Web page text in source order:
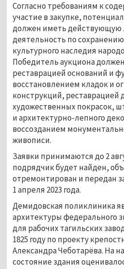
Согласно требованиям к
участие в закупке,
должен иметь действующую
деятельность по
культурного наследия
Победитель аукциона
реставрацией оснований и
восстановлением кладок и
конструкций, реставрацией
художественных покрасок,
и архитектурно-лепного
воссозданием
живописи.
Заявки принимаются до 2
подрядчик будет найден,
отремонтирован и передан
1 апреля 2023 года.
Демидовская поликлиника
архитектуры федерального
для рабочих тагильских
1825 году по проекту
Александра Чеботарёва. На
состояние здания